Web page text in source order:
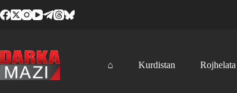
to
⌂ Kurdistan